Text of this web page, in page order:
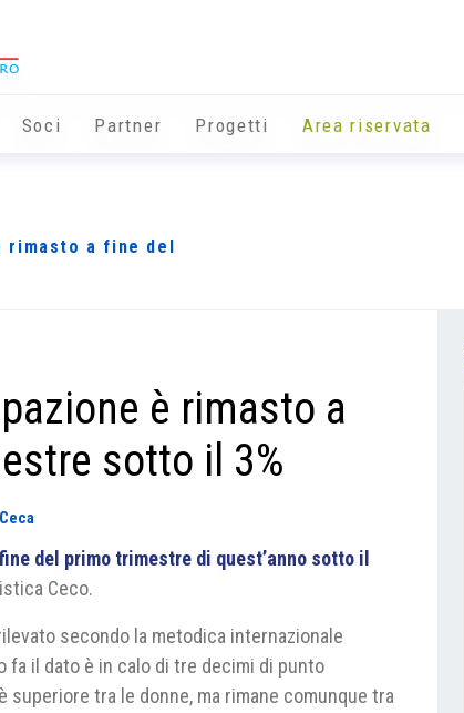
Soci Partner Progetti Area riservata
rimasto a fine del
è rimasto a
sotto il 3%
del primo trimestre di quest’anno sotto il
Ceco.
secondo la metodica internazionale
fa il dato è in calo di tre decimi di punto
tra le donne, ma rimane comunque tra